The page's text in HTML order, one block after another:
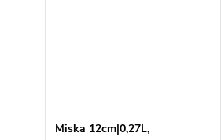
Miska 12cm|0,27L,